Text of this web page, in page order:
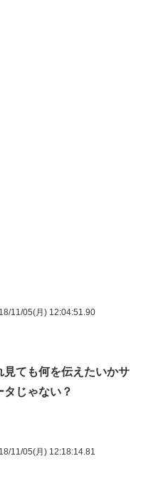
11/05(月) 12:04:51.90
見ても何を伝えたいかサ
じゃない？
11/05(月) 12:18:14.81